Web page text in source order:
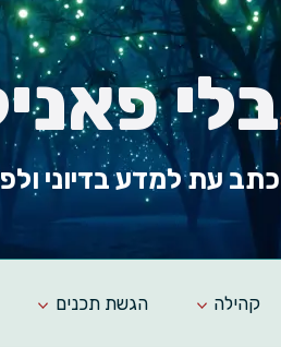
בלי
כתב עת למדע בדיוני
קהילה הגשת תכנים